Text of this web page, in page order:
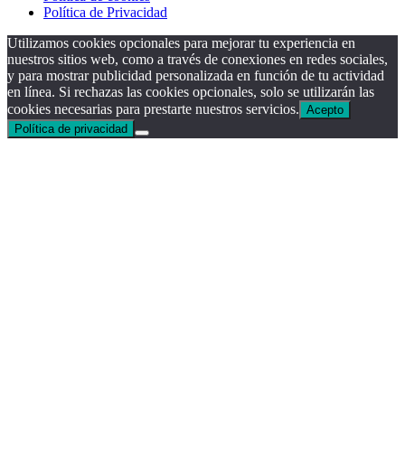
Política de Privacidad
Utilizamos cookies opcionales para mejorar tu experiencia en
nuestros sitios web, como a través de conexiones en redes sociales,
y para mostrar publicidad personalizada en función de tu actividad
en línea. Si rechazas las cookies opcionales, solo se utilizarán las
cookies necesarias para prestarte nuestros servicios. Acepto
Política de privacidad